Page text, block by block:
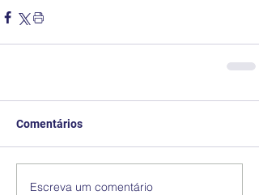
Comentários
Escreva um comentário